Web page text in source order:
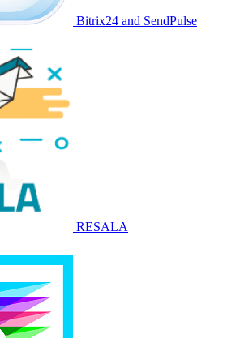
Bitrix24 and SendPulse
RESALA